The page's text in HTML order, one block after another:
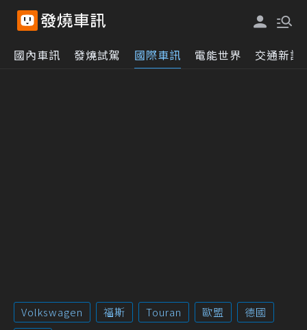
國內車訊 發燒試駕 國際車訊 電能世界 交通新訊
Volkswagen 福斯 Touran 歐盟
德國